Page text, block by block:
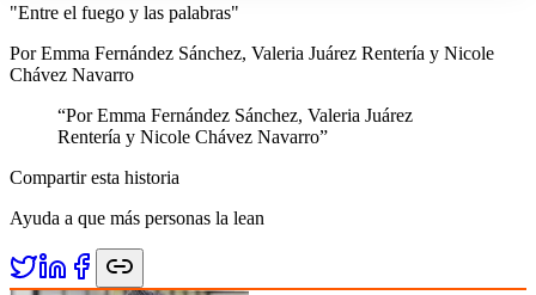
"Entre el fuego y las palabras"
Por Emma Fernández Sánchez, Valeria Juárez Rentería y Nicole
Chávez Navarro
“Por Emma Fernández Sánchez, Valeria Juárez
Rentería y Nicole Chávez Navarro”
Compartir esta historia
Ayuda a que más personas la lean